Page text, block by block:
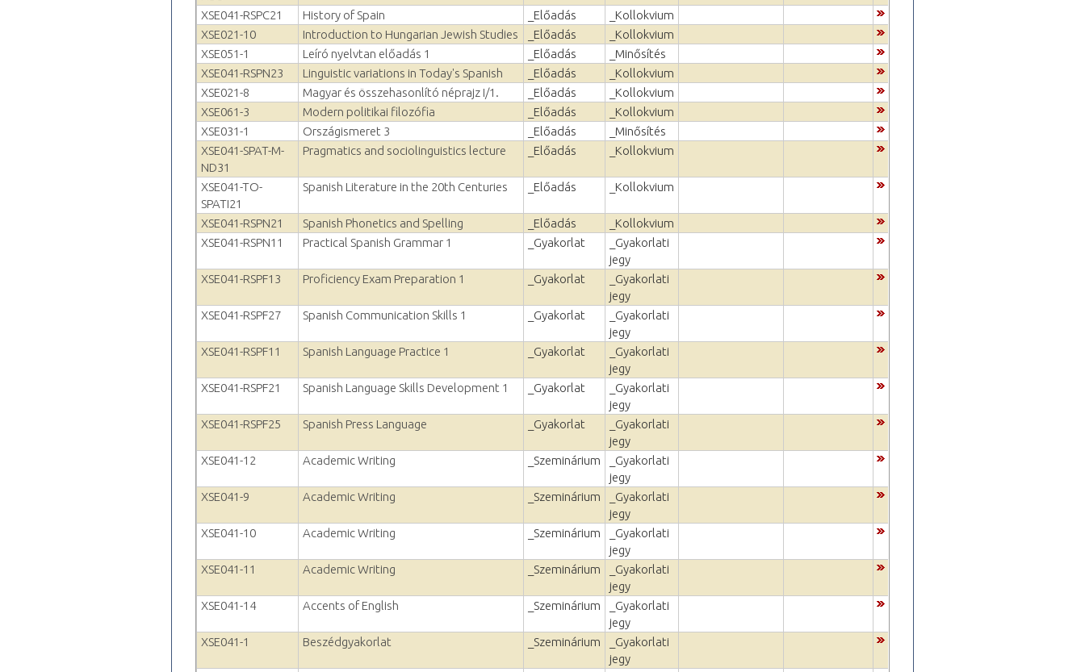
XSE041-RSPC21 History of Spain _Előadás
_Kollokvium
XSE021-10
Introduction to Hungarian Jewish Studies _Előadás
_Kollokvium
XSE051-1
Leíró nyelvtan előadás 1 _Előadás
_Minősítés
XSE041-RSPN23
Linguistic variations in Today's Spanish _Előadás
_Kollokvium
XSE021-8
Magyar és összehasonlító néprajz I/1. _Előadás
_Kollokvium
XSE061-3
Modern politikai filozófia _Előadás
_Kollokvium
XSE031-1
Országismeret 3 _Előadás
_Minősítés
XSE041-SPAT-M-
ND31
Pragmatics and sociolinguistics lecture _Előadás _Kollokvium
XSE041-TO-
SPATI21
Spanish Literature in the 20th Centuries _Előadás _Kollokvium
XSE041-RSPN21 Spanish Phonetics and Spelling _Előadás
_Kollokvium
XSE041-RSPN11
Practical Spanish Grammar 1 _Gyakorlat
_Gyakorlati
jegy
XSE041-RSPF13
Proficiency Exam Preparation 1 _Gyakorlat
_Gyakorlati
jegy
XSE041-RSPF27
Spanish Communication Skills 1 _Gyakorlat
_Gyakorlati
jegy
XSE041-RSPF11
Spanish Language Practice 1 _Gyakorlat
_Gyakorlati
jegy
XSE041-RSPF21
Spanish Language Skills Development 1 _Gyakorlat
_Gyakorlati
jegy
XSE041-RSPF25
Spanish Press Language _Gyakorlat
_Gyakorlati
jegy
XSE041-12
Academic Writing _Szeminárium
_Gyakorlati
jegy
XSE041-9
Academic Writing _Szeminárium
_Gyakorlati
jegy
XSE041-10
Academic Writing _Szeminárium
_Gyakorlati
jegy
XSE041-11
Academic Writing _Szeminárium
_Gyakorlati
jegy
XSE041-14
Accents of English _Szeminárium
_Gyakorlati
jegy
XSE041-1
Beszédgyakorlat _Szeminárium
_Gyakorlati
jegy